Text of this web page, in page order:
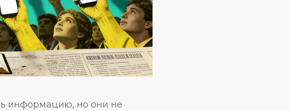
информацию, но они не